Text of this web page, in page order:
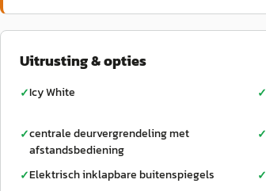
Uitrusting & opties
✓Icy White ✓
✓centrale deurvergrendeling met
afstandsbediening
✓
✓Elektrisch inklapbare buitenspiegels ✓